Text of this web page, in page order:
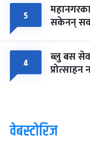
५ सकेनन्
४ ब्लु बस
प्रोत्साहन
वेबस्टोरिज